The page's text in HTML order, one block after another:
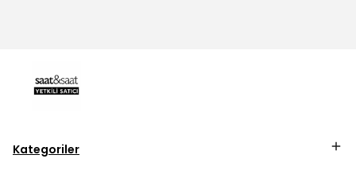
Kategoriler